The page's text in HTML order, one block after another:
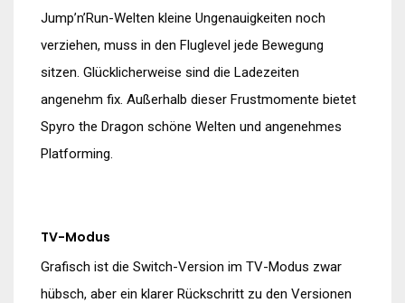
Jump’n’Run-Welten kleine Ungenauigkeiten noch
verziehen, muss in den Fluglevel jede Bewegung
sitzen. Glücklicherweise sind die Ladezeiten
angenehm fix. Außerhalb dieser Frustmomente bietet
Spyro the Dragon schöne Welten und angenehmes
Platforming.
TV-Modus
Grafisch ist die Switch-Version im TV-Modus zwar
hübsch, aber ein klarer Rückschritt zu den Versionen